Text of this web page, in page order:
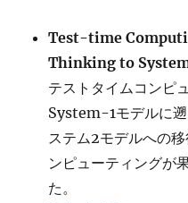
Test-time
Thinking to
テストタイムコンピ
System-1モデルに
ステム2モデルへの
ンピューティングが
た。